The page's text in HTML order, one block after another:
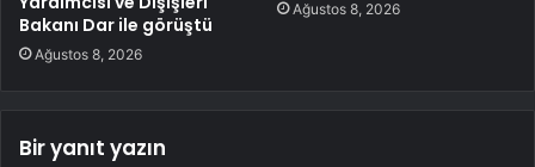
Bakanı Dar ile görüştü
Ağustos 8, 2026
Ağustos 8, 2026
Bir yanıt yazın